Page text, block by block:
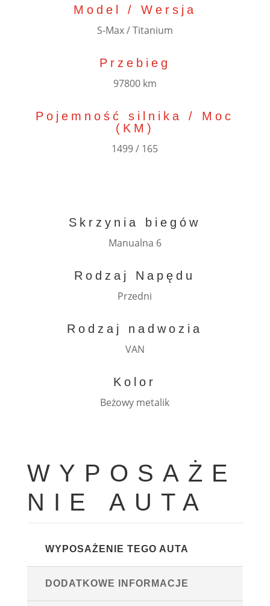
Model / Wersja
S-Max / Titanium
Przebieg
97800 km
Pojemność silnika / Moc
(KM)
1499 / 165
Skrzynia biegów
Manualna 6
Rodzaj Napędu
Przedni
Rodzaj nadwozia
VAN
Kolor
Beżowy metalik
WYPOSAŻE
NIE AUTA
WYPOSAŻENIE TEGO AUTA
DODATKOWE INFORMACJE